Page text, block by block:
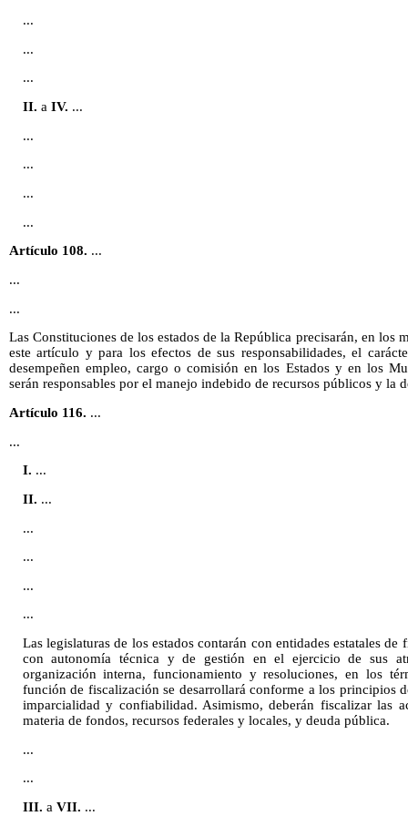
...
...
...
II. a IV. ...
...
...
...
...
Artículo 108. ...
...
...
Las Constituciones de los estados de la República precisarán, en los
este artículo y para los efectos de sus responsabilidades, el
desempeñen empleo, cargo o comisión en los Estados y en los
serán responsables por el manejo indebido de recursos públicos y la
Artículo 116. ...
...
I. ...
II. ...
...
...
...
...
Las legislaturas de los estados contarán con entidades estatales
con autonomía técnica y de gestión en el ejercicio de sus
organización interna, funcionamiento y resoluciones, en los
función de fiscalización se desarrollará conforme a los principios
imparcialidad y confiabilidad. Asimismo, deberán fiscalizar las
materia de fondos, recursos federales y locales, y deuda pública.
...
...
III. a VII. ...